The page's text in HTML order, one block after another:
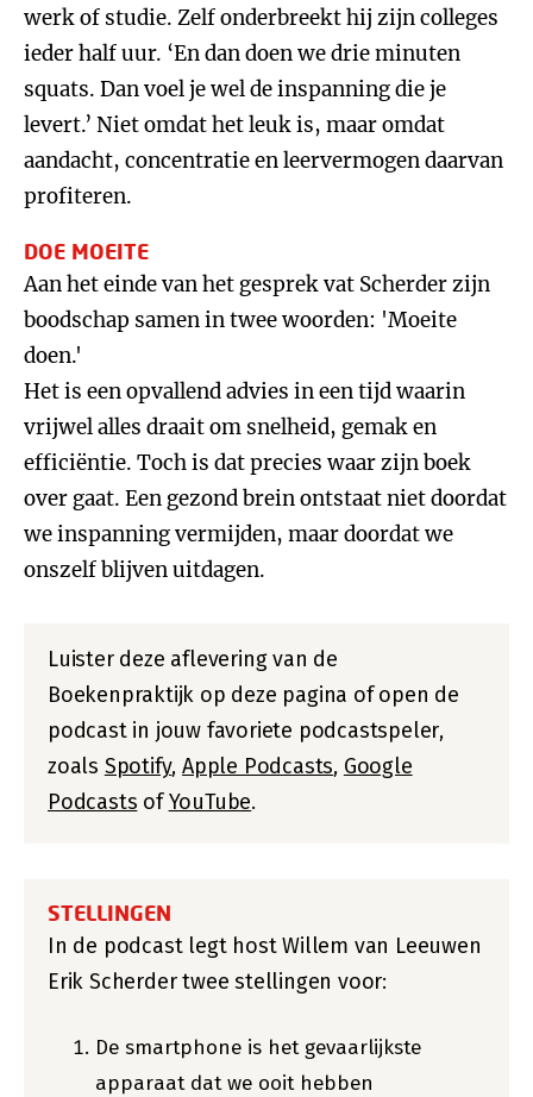
werk of studie. Zelf onderbreekt hij zijn colleges
ieder half uur. ‘En dan doen we drie minuten
squats. Dan voel je wel de inspanning die je
levert.’ Niet omdat het leuk is, maar omdat
aandacht, concentratie en leervermogen daarvan
profiteren.
DOE MOEITE
Aan het einde van het gesprek vat Scherder zijn
boodschap samen in twee woorden: 'Moeite
doen.'
Het is een opvallend advies in een tijd waarin
vrijwel alles draait om snelheid, gemak en
efficiëntie. Toch is dat precies waar zijn boek
over gaat. Een gezond brein ontstaat niet doordat
we inspanning vermijden, maar doordat we
onszelf blijven uitdagen.
Luister deze aflevering van de
Boekenpraktijk op deze pagina of open de
podcast in jouw favoriete podcastspeler,
zoals Spotify,Apple Podcasts, Google
Podcasts ofYouTube.
STELLINGEN
In de podcast legt host Willem van Leeuwen
Erik Scherder twee stellingen voor:
De smartphone is het gevaarlijkste
apparaat dat we ooit hebben